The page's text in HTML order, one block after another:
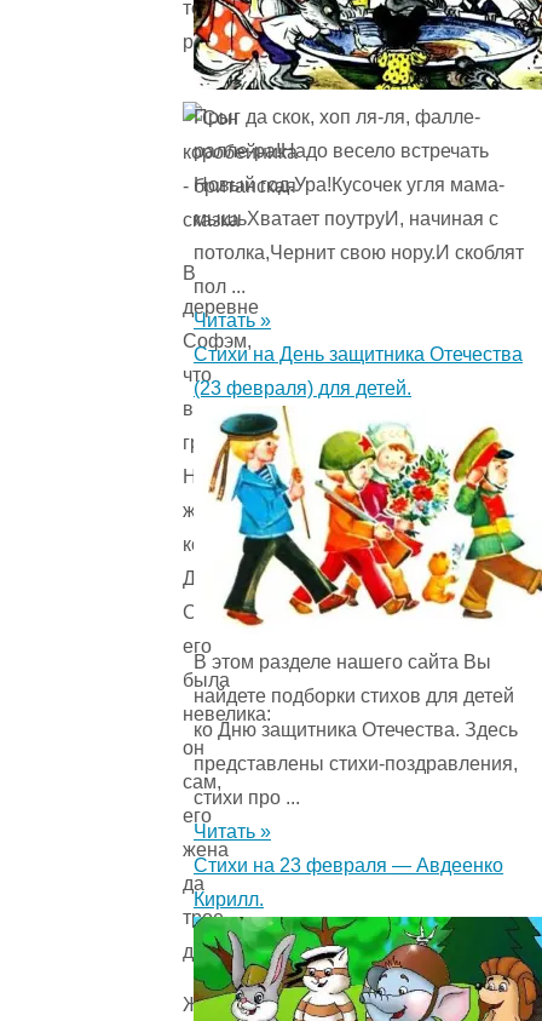
то
разбогатеет.
В
деревне
Софэм,
что
в
графстве
Норфолк,
жил
коробейник
Джон.
Семья
его
была
невелика:
он
сам,
его
жена
да
трое
детей.
Жили
Прыг да скок, хоп ля-ля, фалле-
ралле-ра!Надо весело встречать
Новый год.Ура!Кусочек угля мама-
мышьХватает поутруИ, начиная с
потолка,Чернит свою нору.И скоблят
пол ...
Читать »
Стихи на День защитника Отечества
(23 февраля) для детей.
В этом разделе нашего сайта Вы
найдете подборки стихов для детей
ко Дню защитника Отечества. Здесь
представлены стихи-поздравления,
стихи про ...
Читать »
Стихи на 23 февраля — Авдеенко
Кирилл.